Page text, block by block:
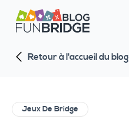
P
a
s
a
Retour à l'accueil du blog
Jeux De Bridge